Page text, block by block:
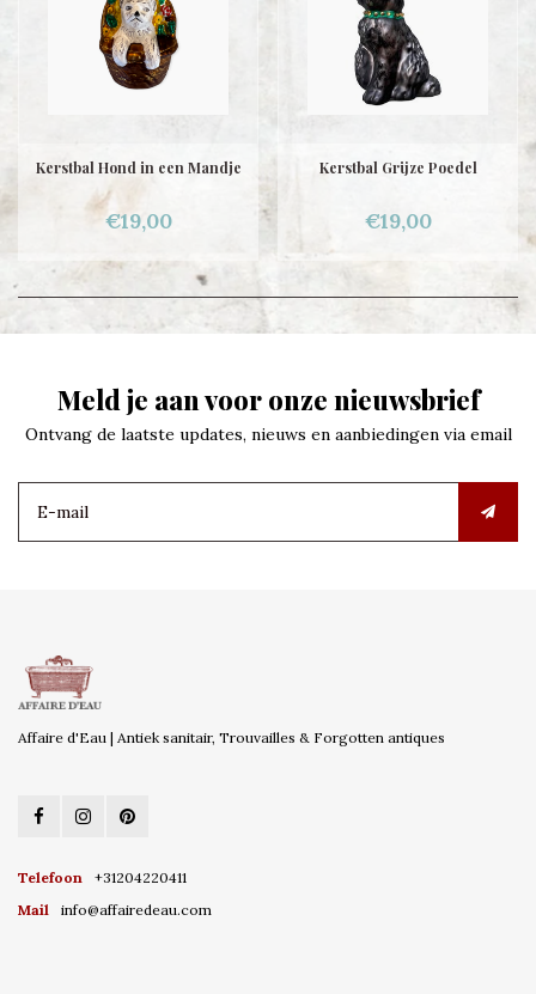
Kerstbal Hond in een Mandje
€19,00
Kerstbal Grijze Poedel
€19,00
Meld je aan voor onze nieuwsbrief
Ontvang de laatste updates, nieuws en aanbiedingen via email
Affaire d'Eau | Antiek sanitair, Trouvailles & Forgotten antiques
Telefoon
+31204220411
Mail
info@affairedeau.com